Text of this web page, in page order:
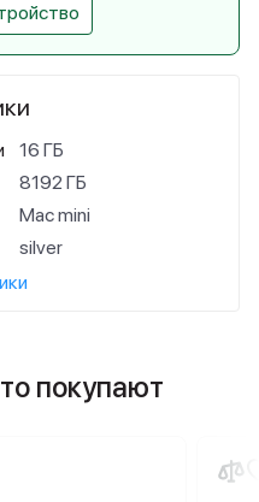
16 ГБ
8192 ГБ
Mac mini
silver
покупают